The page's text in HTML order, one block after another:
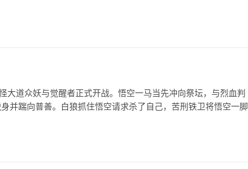
大道众妖与觉醒者正式开战。悟空一马当先冲向祭坛，与烈血判
并踹向普善。白狼抓住悟空请求杀了自己，苦刑铁卫将悟空一脚